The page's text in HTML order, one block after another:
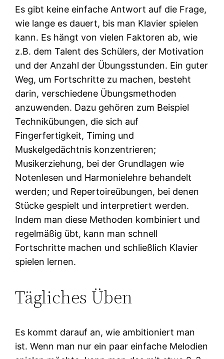
Es gibt keine einfache Antwort auf die Frage,
wie lange es dauert, bis man Klavier spielen
kann. Es hängt von vielen Faktoren ab, wie
z.B. dem Talent des Schülers, der Motivation
und der Anzahl der Übungsstunden. Ein guter
Weg, um Fortschritte zu machen, besteht
darin, verschiedene Übungsmethoden
anzuwenden. Dazu gehören zum Beispiel
Technikübungen, die sich auf
Fingerfertigkeit, Timing und
Muskelgedächtnis konzentrieren;
Musikerziehung, bei der Grundlagen wie
Notenlesen und Harmonielehre behandelt
werden; und Repertoireübungen, bei denen
Stücke gespielt und interpretiert werden.
Indem man diese Methoden kombiniert und
regelmäßig übt, kann man schnell
Fortschritte machen und schließlich Klavier
spielen lernen.
Tägliches Üben
Es kommt darauf an, wie ambitioniert man
ist. Wenn man nur ein paar einfache Melodien